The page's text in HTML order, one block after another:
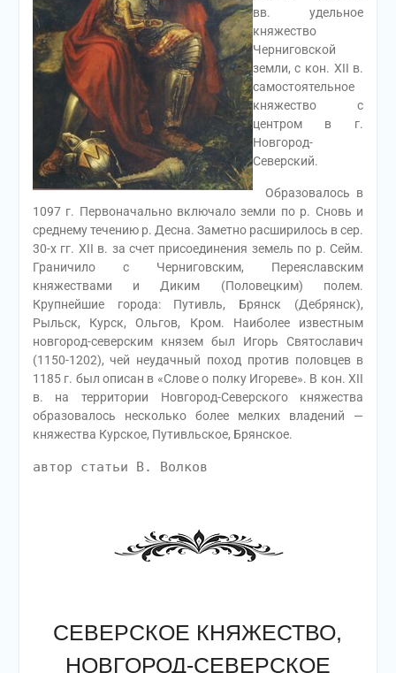
вв. удельное
княжество
Черниговской
земли, с кон. XII в.
самостоятельное
княжество с
центром в г.
Новгород-
Северский.
Образовалось в
1097 г. Первоначально включало земли по р. Сновь и
среднему течению р. Десна. Заметно расширилось в сер.
30-х гг. XII в. за счет присоединения земель по р. Сейм.
Граничило с Черниговским, Переяславским
княжествами и Диким (Половецким) полем.
Крупнейшие города: Путивль, Брянск (Дебрянск),
Рыльск, Курск, Ольгов, Кром. Наиболее известным
новгород-северским князем был Игорь Святославич
(1150-1202), чей неудачный поход против половцев в
1185 г. был описан в «Слове о полку Игореве». В кон. XII
в. на территории Новгород-Северского княжества
образовалось несколько более мелких владений —
княжества Курское, Путивльское, Брянское.
автор статьи В. Волков
СЕВЕРСКОЕ КНЯЖЕСТВО,
НОВГОРОД-СЕВЕРСКОЕ